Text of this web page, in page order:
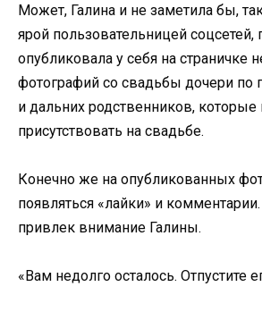
Может, Галина и не заметила бы,
ярой пользовательницей соцсетей,
опубликовала у себя на страничке
фотографий со свадьбы дочери по
и дальних родственников, которые
присутствовать на свадьбе.
Конечно же на опубликованных
появляться «лайки» и
привлек внимание Галины.
«Вам недолго осталось. Отпустите